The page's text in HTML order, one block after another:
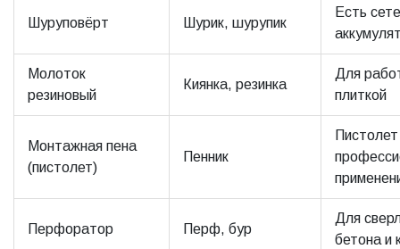
Шуруповёрт Шурик, шурупик
Есть
Молоток
резиновый
Киянка, резинка
Для
плиткой
Монтажная пена
(пистолет)
Пенник
Перфоратор Перф, бур
Для
бетона и